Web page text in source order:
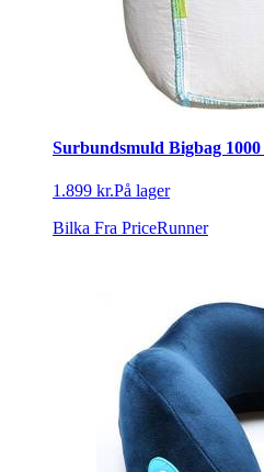
Surbundsmuld Bigbag
1.899 kr.På lager
Bilka Fra PriceRunner